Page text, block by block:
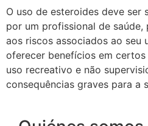
O uso de esteroides deve ser
por um profissional de
aos riscos associados ao seu
oferecer benefícios em
uso recreativo e não
consequências graves para a